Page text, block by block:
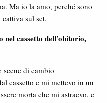
Ma io la amo, perché sono
sul set.
nel cassetto dell’obitorio,
scene di cambio
cassetto e mi mettevo in un
morta che mi astraevo, e